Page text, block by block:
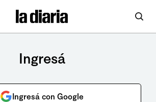
Ingresá
Ingresá con Google